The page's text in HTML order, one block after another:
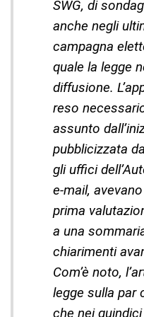
SWG, di
anche negli
campagna
quale la legge
diffusione.
reso
assunto
pubblicizzata
gli uffici
e-mail,
prima
a una
chiarimenti
Com’è noto,
legge sulla par
che nei